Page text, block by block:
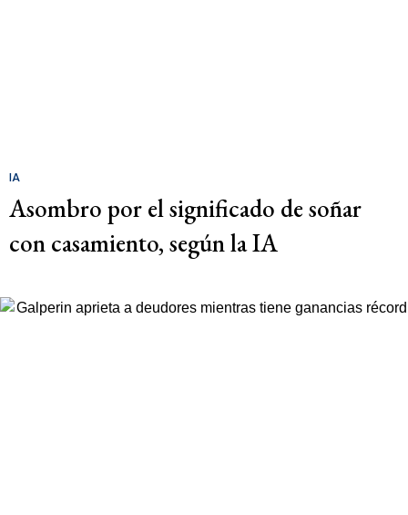
IA
Asombro por el significado de soñar
con casamiento, según la IA